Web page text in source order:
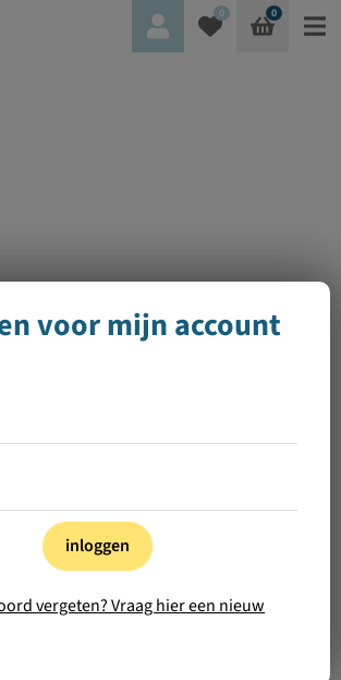
0 0
voor mijn account
inloggen
vergeten? Vraag hier een nieuw